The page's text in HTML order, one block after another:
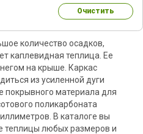
Очистить
количество осадков,
каплевидная теплица. Ее
на крыше. Каркас
из усиленной дуги
покрывного материала для
поликарбоната
В каталоге вы
теплицы любых размеров и